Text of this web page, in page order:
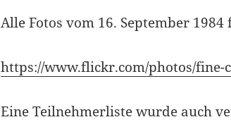
Alle Fotos vom 16. September
https://www.flickr.com/photos/fine-
Eine Teilnehmerliste wurde auch